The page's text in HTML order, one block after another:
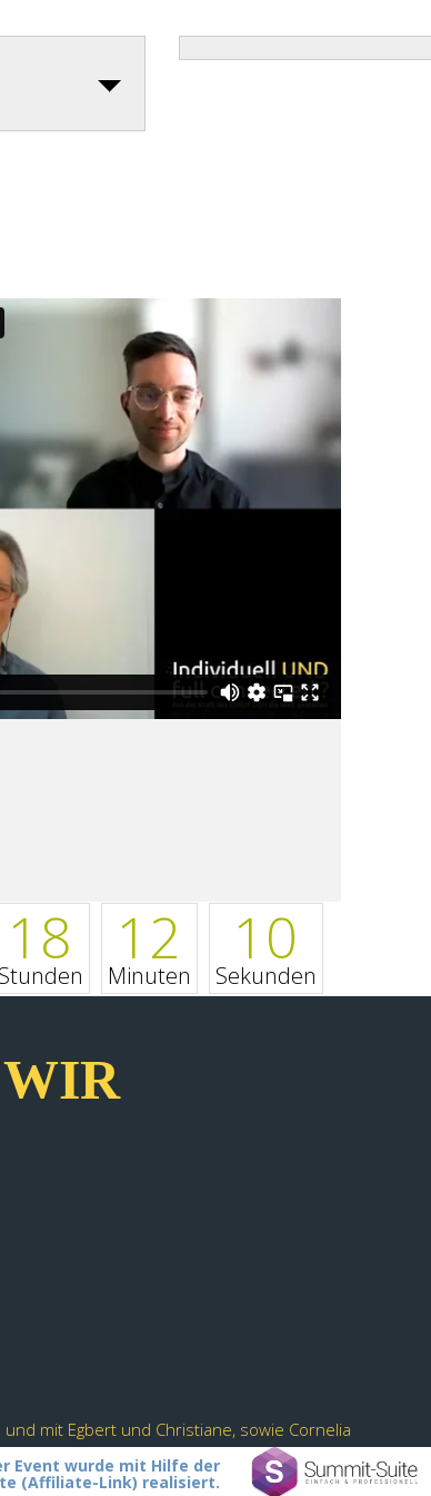
18
Stunden
12
Minuten
09
Sekunden
und mit Egbert und Christiane, sowie Cornelia
Event wurde mit Hilfe der
(Affiliate-Link) realisiert.